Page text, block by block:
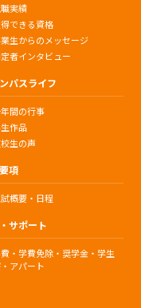
実績
できる資格
生からのメッセージ
者インタビュー
パスライフ
間の行事
作品
生の声
項
試概要・日程
サポート
・学費免除・奨学金・学生
アパート